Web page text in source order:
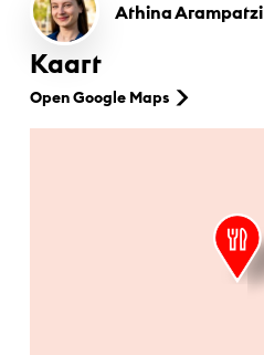
Athina Arampatzi
Kaart
Open Google Maps